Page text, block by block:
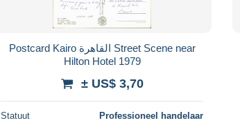
Postcard Kairo القاهرة Street Scene near
Hilton Hotel 1979
± US$ 3,70
Statuut Professioneel handelaar